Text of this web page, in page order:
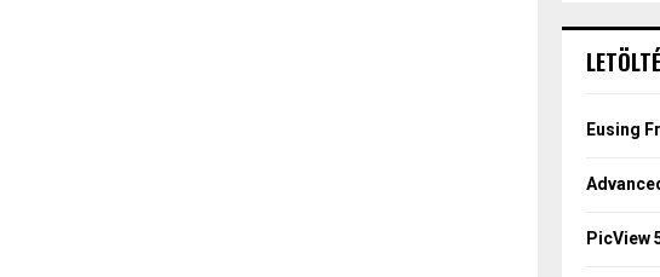
h
oEusing
PicView